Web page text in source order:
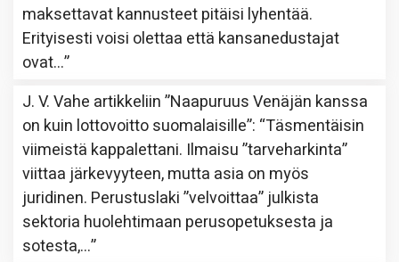
maksettavat kannusteet pitäisi lyhentää.
Erityisesti voisi olettaa että kansanedustajat
ovat…”
J. V. Vahe artikkeliin”Naapuruus Venäjän kanssa
on kuin lottovoitto suomalaisille”: “Täsmentäisin
viimeistä kappalettani. Ilmaisu ”tarveharkinta”
viittaa järkevyyteen, mutta asia on myös
juridinen. Perustuslaki ”velvoittaa” julkista
sektoria huolehtimaan perusopetuksesta ja
sotesta,…”